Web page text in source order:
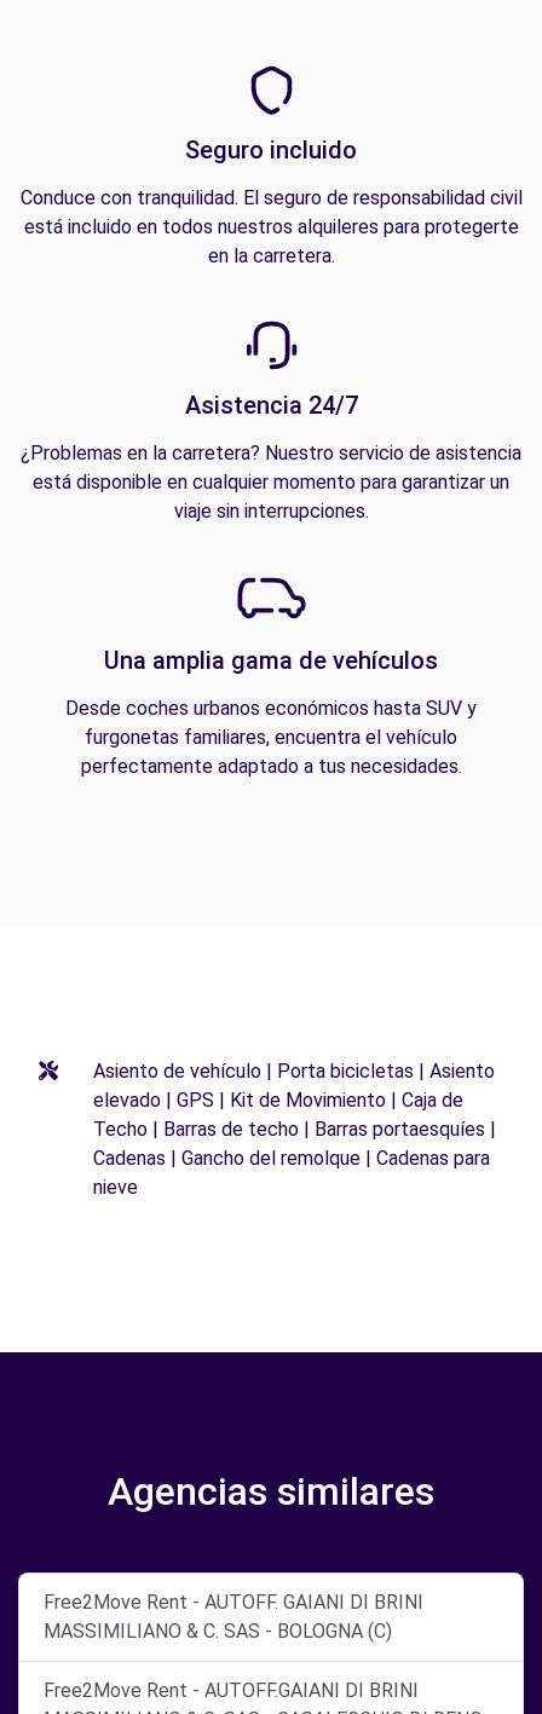
Seguro incluido
Conduce con tranquilidad. El seguro de responsabilidad civil
está incluido en todos nuestros alquileres para protegerte
en la carretera.
Asistencia 24/7
¿Problemas en la carretera? Nuestro servicio de asistencia
está disponible en cualquier momento para garantizar un
viaje sin interrupciones.
Una amplia gama de vehículos
Desde coches urbanos económicos hasta SUV y
furgonetas familiares, encuentra el vehículo
perfectamente adaptado a tus necesidades.
Asiento de vehículo | Porta bicicletas | Asiento
elevado | GPS | Kit de Movimiento | Caja de
Techo | Barras de techo | Barras portaesquíes |
Cadenas | Gancho del remolque | Cadenas para
nieve
Agencias similares
Free2Move Rent - AUTOFF. GAIANI DI BRINI
MASSIMILIANO & C. SAS - BOLOGNA (C)
Free2Move Rent - AUTOFF.GAIANI DI BRINI